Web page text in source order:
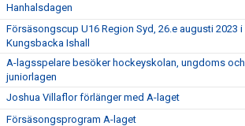
Hanhalsdagen
Försäsongscup U16 Region Syd, 26.e augusti 2023 i
Kungsbacka Ishall
A-lagsspelare besöker hockeyskolan, ungdoms och
juniorlagen
Joshua Villaflor förlänger med A-laget
Försäsongsprogram A-laget